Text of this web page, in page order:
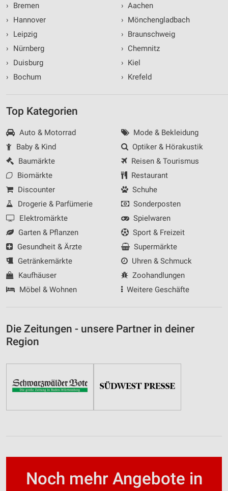
›
Bremen
›
Hannover
›
Leipzig
›
Nürnberg
›
Duisburg
›
Bochum
› Aachen
› Mönchengladbach
› Braunschweig
› Chemnitz
› Kiel
› Krefeld
Top Kategorien
Auto & Motorrad
Baby & Kind
Baumärkte
Biomärkte
Discounter
Drogerie & Parfümerie
Elektromärkte
Garten & Pflanzen
Gesundheit & Ärzte
Getränkemärkte
Kaufhäuser
Möbel & Wohnen
Mode & Bekleidung
Optiker & Hörakustik
Reisen & Tourismus
Restaurant
Schuhe
Sonderposten
Spielwaren
Sport & Freizeit
Supermärkte
Uhren & Schmuck
Zoohandlungen
Weitere Geschäfte
Die Zeitungen - unsere Partner in deiner
Region
Noch mehr Angebote in